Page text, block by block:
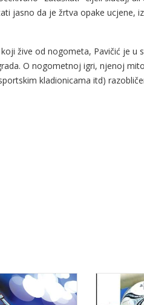
jasno da je žrtva opake ucjene,
žive od nogometa, Pavičić je u
O nogometnoj igri, njenoj
kladionicama itd)